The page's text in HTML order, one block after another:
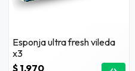
Esponja ultra fresh vileda
x3
$ 1.970